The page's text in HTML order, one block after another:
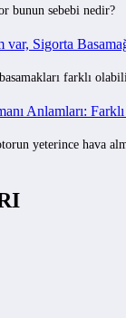
bunun sebebi nedir?
var, Sigorta
farklı
Anlamları:
yeterince hava